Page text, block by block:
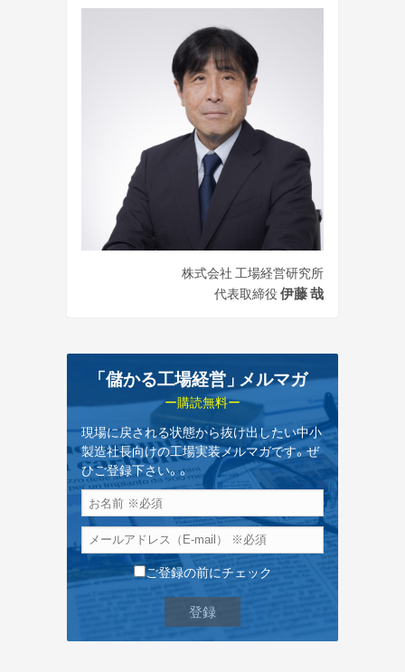
株式会社 工場経営研究所
代表取締役 伊藤 哉
「儲かる工場経営」 メルマガ
ー購読無料ー
現場に戻される状態から抜け出したい中小
製造社長向けの工場実装メルマガです。ぜ
ひご登録下さい。。
ご登録の前にチェック